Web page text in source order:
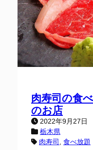
肉寿司の食
のお店
2022年9月27日
栃木県
肉寿司 , 食べ放題